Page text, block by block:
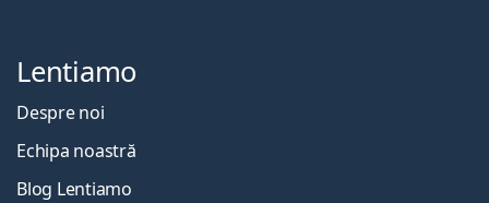
Lentiamo
Despre noi
Echipa noastră
Blog Lentiamo